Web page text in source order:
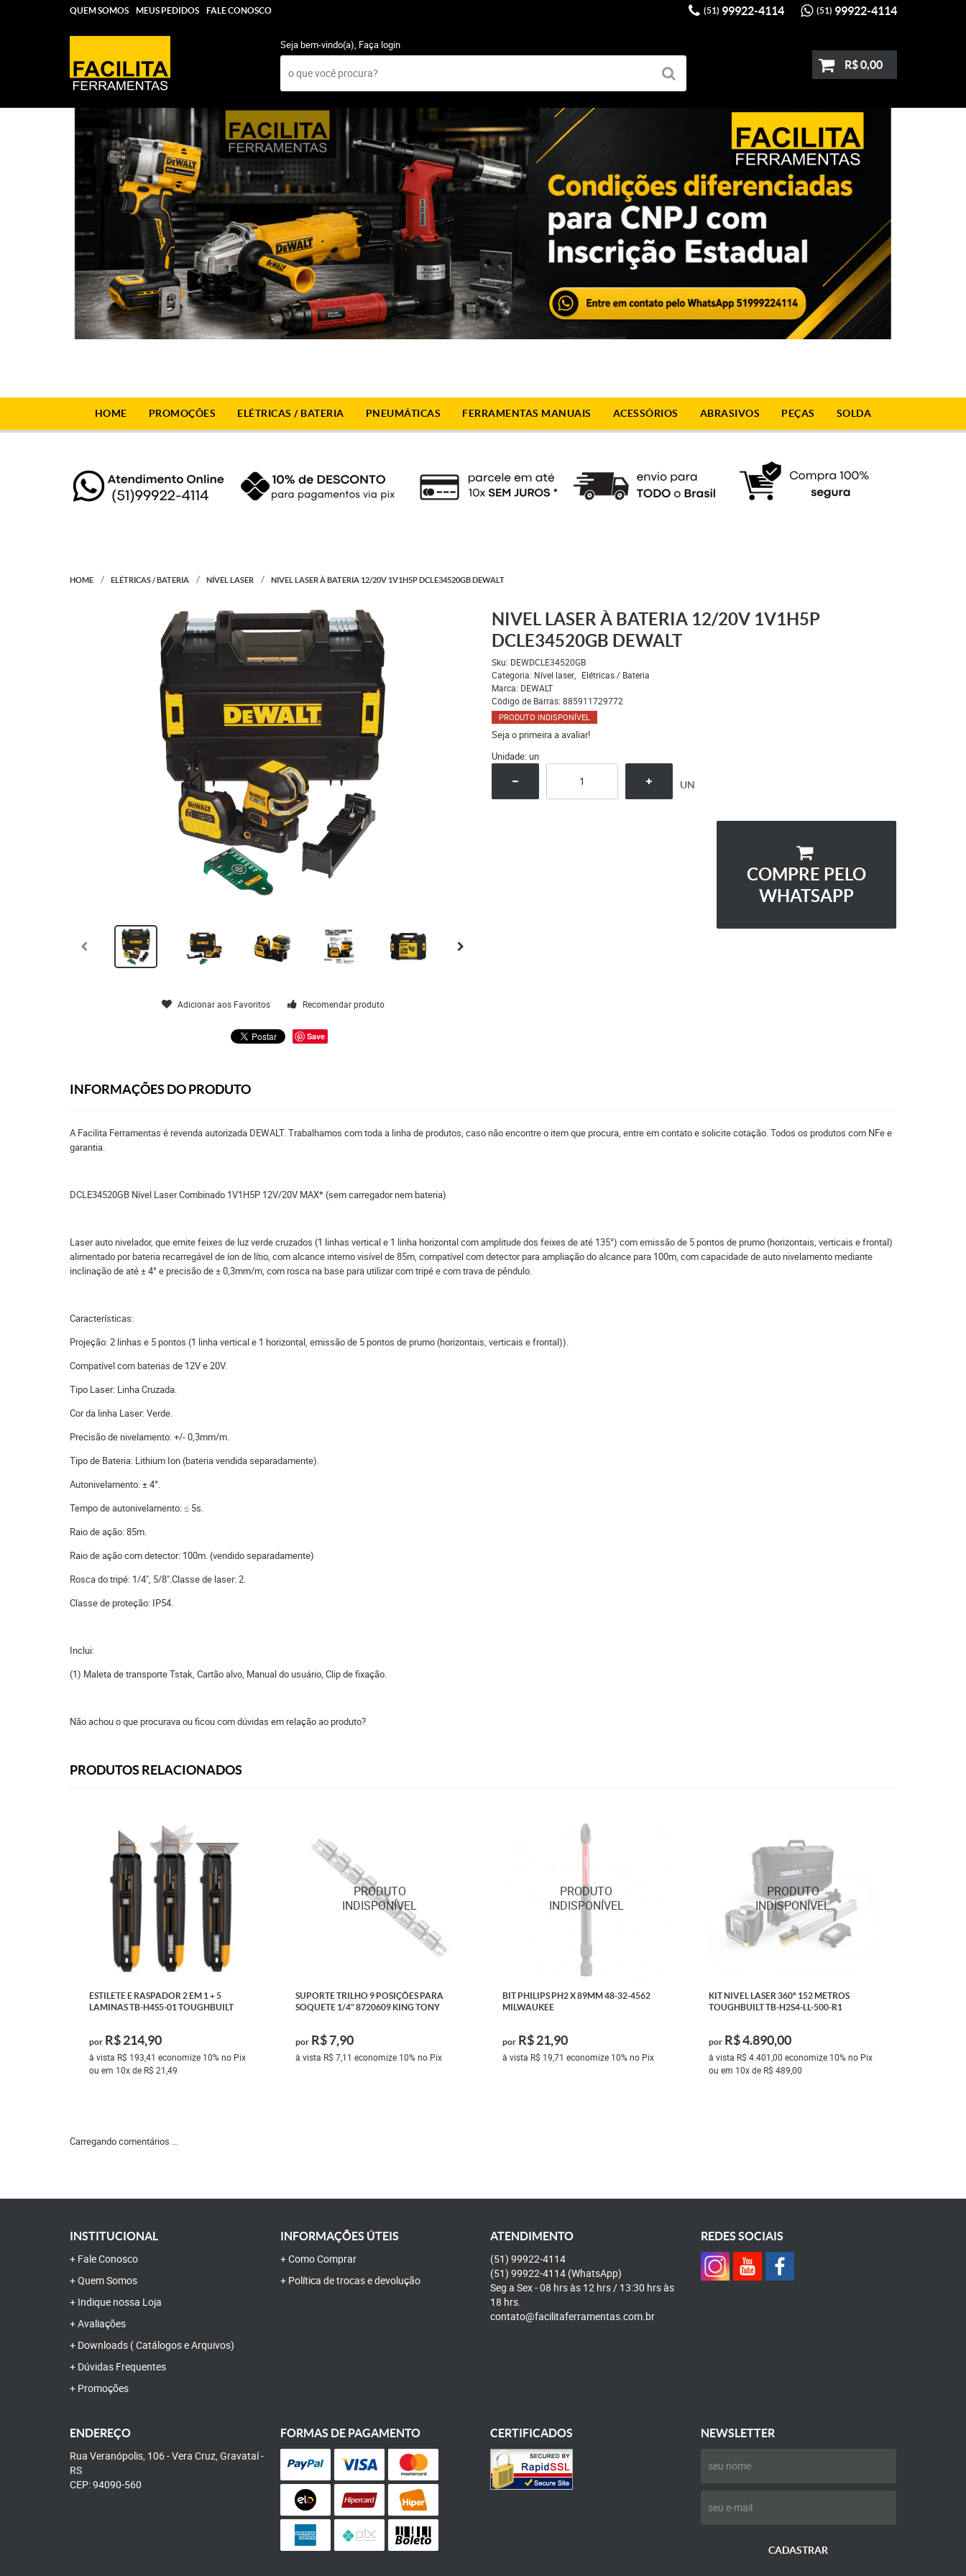
QUEM SOMOS MEUS PEDIDOS FALE CONOSCO (51) 99922-4114 (51) 99922-4114
Seja bem-vindo(a), Faça login
R$ 0,00
HOME PROMOÇÕES ELÉTRICAS / BATERIA PNEUMÁTICAS FERRAMENTAS MANUAIS ACESSÓRIOS ABRASIVOS PEÇAS SOLDA
HOME ELÉTRICAS / BATERIA NÍVEL LASER NIVEL LASER À BATERIA 12/20V 1V1H5P DCLE34520GB DEWALT
Adicionar aos Favoritos Recomendar produto
Save
NIVEL LASER À BATERIA 12/20V 1V1H5P
DCLE34520GB DEWALT
Sku: DEWDCLE34520GB
Categoria: Nível laser
Elétricas / Bateria
Marca: DEWALT
Código de Barras: 885911729772
PRODUTO INDISPONÍVEL
Seja o primeira a avaliar!
Unidade: un
UN
COMPRE PELO
WHATSAPP
INFORMAÇÕES DO PRODUTO
A Facilita Ferramentas é revenda autorizada DEWALT. Trabalhamos com toda a linha de produtos, caso não encontre o item que procura, entre em contato e solicite cotação. Todos os produtos com NFe e
garantia.
DCLE34520GB Nível Laser Combinado 1V1H5P 12V/20V MAX* (sem carregador nem bateria)
Laser auto nivelador, que emite feixes de luz verde cruzados (1 linhas vertical e 1 linha horizontal com amplitude dos feixes de até 135°) com emissão de 5 pontos de prumo (horizontais, verticais e frontal)
alimentado por bateria recarregável de íon de lítio, com alcance interno visível de 85m, compatível com detector para ampliação do alcance para 100m, com capacidade de auto nivelamento mediante
inclinação de até ± 4° e precisão de ± 0,3mm/m, com rosca na base para utilizar com tripé e com trava de pêndulo.
Características:
Projeção: 2 linhas e 5 pontos (1 linha vertical e 1 horizontal, emissão de 5 pontos de prumo (horizontais, verticais e frontal)).
Compatível com baterias de 12V e 20V.
Tipo Laser: Linha Cruzada.
Cor da linha Laser: Verde.
Precisão de nivelamento: +/- 0,3mm/m.
Tipo de Bateria: Lithium Ion (bateria vendida separadamente).
Autonivelamento: ± 4°.
Tempo de autonivelamento: ≤ 5s.
Raio de ação: 85m.
Raio de ação com detector: 100m. (vendido separadamente)
Rosca do tripé: 1/4", 5/8".Classe de laser: 2.
Classe de proteção: IP54.
Inclui:
(1) Maleta de transporte Tstak, Cartão alvo, Manual do usuário, Clip de fixação.
Não achou o que procurava ou ficou com dúvidas em relação ao produto?
PRODUTOS RELACIONADOS
ESTILETE E RASPADOR 2 EM 1 + 5
LAMINAS TB-H4S5-01 TOUGHBUILT
por R$ 214,90
à vista R$ 193,41 economize 10%no Pix
ou em 10xde R$ 21,49
SUPORTE TRILHO 9 POSIÇÕES PARA
SOQUETE 1/4" 8720609 KING TONY
por R$ 7,90
à vista R$ 7,11 economize 10%no Pix
BIT PHILIPS PH2 X 89MM 48-32-4562
MILWAUKEE
por R$ 21,90
à vista R$ 19,71 economize 10%no Pix
KIT NIVEL LASER 360º 152 METROS
TOUGHBUILT TB-H2S4-LL-500-R1
por R$ 4.890,00
à vista R$ 4.401,00 economize 10%no Pix
ou em 10xde R$ 489,00
Carregando comentários ...
INSTITUCIONAL
Fale Conosco
Quem Somos
Indique nossa Loja
Avaliações
Downloads ( Catálogos e Arquivos)
Dúvidas Frequentes
Promoções
INFORMAÇÕES ÚTEIS
Como Comprar
Política de trocas e devolução
ATENDIMENTO
(51) 99922-4114
(51) 99922-4114 (WhatsApp)
Seg a Sex - 08 hrs às 12 hrs / 13:30 hrs às
18 hrs.
contato@facilitaferramentas.com.br
REDES SOCIAIS
ENDEREÇO
Rua Veranópolis, 106-Vera Cruz, Gravataí-
RS
CEP: 94090-560
FORMAS DE PAGAMENTO CERTIFICADOS NEWSLETTER
CADASTRAR